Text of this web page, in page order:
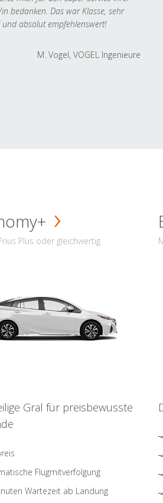
bedanken. Das war Klasse, sehr
und absolut empfehlenswert!
M. Vogel, VOGEL Ingenieure
Plus oder gleichwertig
Gral für preisbewusste
Flugmitverfolgung
Wartezeit ab Landung